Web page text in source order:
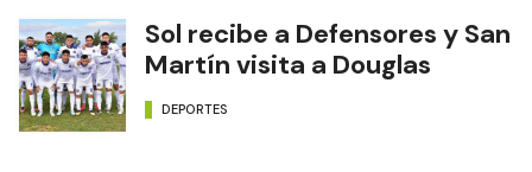
Sol recibe a Defensores y San
Martín visita a Douglas
DEPORTES